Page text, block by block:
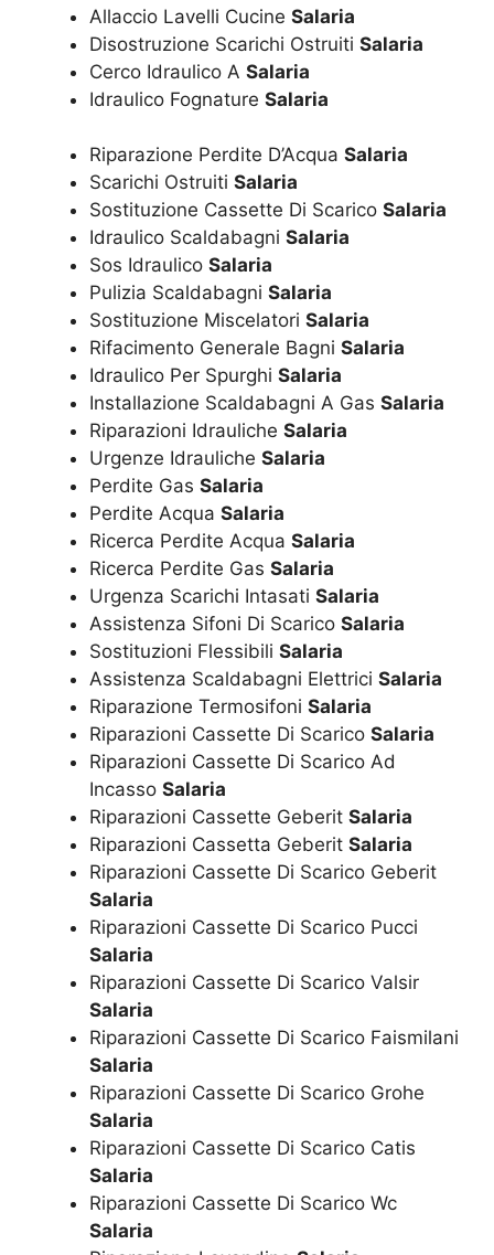
Allaccio Lavelli Cucine Salaria
Disostruzione Scarichi Ostruiti Salaria
Cerco Idraulico A Salaria
Idraulico Fognature Salaria
Riparazione Perdite D’Acqua Salaria
Scarichi Ostruiti Salaria
Sostituzione Cassette Di Scarico Salaria
Idraulico Scaldabagni Salaria
Sos Idraulico Salaria
Pulizia Scaldabagni Salaria
Sostituzione Miscelatori Salaria
Rifacimento Generale Bagni Salaria
Idraulico Per Spurghi Salaria
Installazione Scaldabagni A Gas Salaria
Riparazioni Idrauliche Salaria
Urgenze Idrauliche Salaria
Perdite Gas Salaria
Perdite Acqua Salaria
Ricerca Perdite Acqua Salaria
Ricerca Perdite Gas Salaria
Urgenza Scarichi Intasati Salaria
Assistenza Sifoni Di Scarico Salaria
Sostituzioni Flessibili Salaria
Assistenza Scaldabagni Elettrici Salaria
Riparazione Termosifoni Salaria
Riparazioni Cassette Di Scarico Salaria
Riparazioni Cassette Di Scarico Ad
Incasso Salaria
Riparazioni Cassette Geberit Salaria
Riparazioni Cassetta Geberit Salaria
Riparazioni Cassette Di Scarico Geberit
Salaria
Riparazioni Cassette Di Scarico Pucci
Salaria
Riparazioni Cassette Di Scarico Valsir
Salaria
Riparazioni Cassette Di Scarico Faismilani
Salaria
Riparazioni Cassette Di Scarico Grohe
Salaria
Riparazioni Cassette Di Scarico Catis
Salaria
Riparazioni Cassette Di Scarico Wc
Salaria